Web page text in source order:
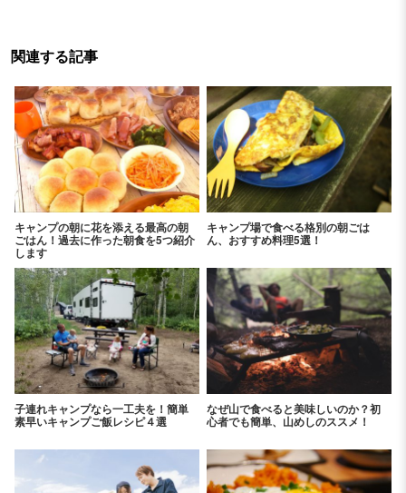
関連する記事
キャンプの朝に花を添える最高の朝
ごはん！過去に作った朝食を5つ紹介
します
キャンプ場で食べる格別の朝ごは
ん、おすすめ料理5選！
子連れキャンプなら一工夫を！簡単
素早いキャンプご飯レシピ４選
なぜ山で食べると美味しいのか？初
心者でも簡単、山めしのススメ！